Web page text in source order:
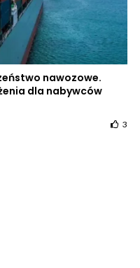
nawozowe.
dla nabywców
3